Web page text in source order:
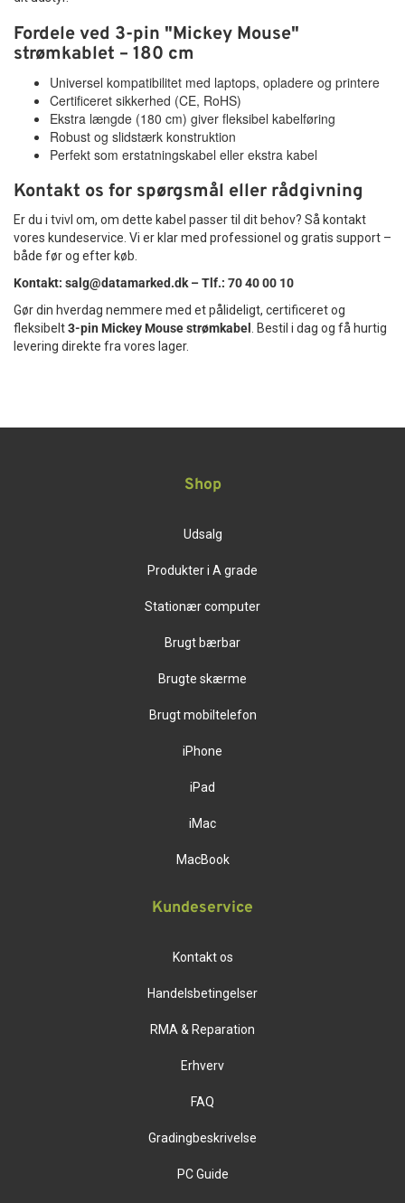
Fordele ved 3-pin "Mickey Mouse"
strømkablet – 180 cm
Universel kompatibilitet med laptops, opladere og printere
Certificeret sikkerhed (CE, RoHS)
Ekstra længde (180 cm) giver fleksibel kabelføring
Robust og slidstærk konstruktion
Perfekt som erstatningskabel eller ekstra kabel
Kontakt os for spørgsmål eller rådgivning
Er du i tvivl om, om dette kabel passer til dit behov? Så kontakt
vores kundeservice. Vi er klar med professionel og gratis support –
både før og efter køb.
Kontakt: salg@datamarked.dk – Tlf.: 70 40 00 10
Gør din hverdag nemmere med et pålideligt, certificeret og
fleksibelt3-pin Mickey Mouse strømkabel . Bestil i dag og få hurtig
levering direkte fra vores lager.
Shop
Udsalg
Produkter i A grade
Stationær computer
Brugt bærbar
Brugte skærme
Brugt mobiltelefon
iPhone
iPad
iMac
MacBook
Kundeservice
Kontakt os
Handelsbetingelser
RMA & Reparation
Erhverv
FAQ
Gradingbeskrivelse
PC Guide